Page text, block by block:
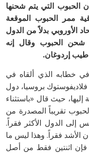
الحبوب التي يتم شحنها
ممر الحبوب الموقعة
الأوروبي بدلاً من الدول
شحن الحبوب وقال إنه
إردوغان.
في خطابه الذي ألقاه في
بروسيا، دول
إليها، حيث قال «باستثناء
تقريباً المصدرة من
إلى الدول الأكثر فقراً.
الأشد فقراً. وهذا ليس ما
اثنتين فقط من أصل